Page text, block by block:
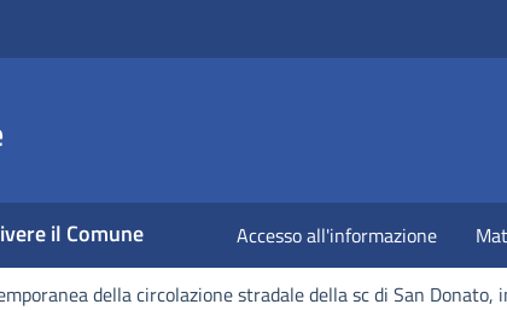
il Comune Accesso all'informazione
della circolazione stradale della sc di San Donato,